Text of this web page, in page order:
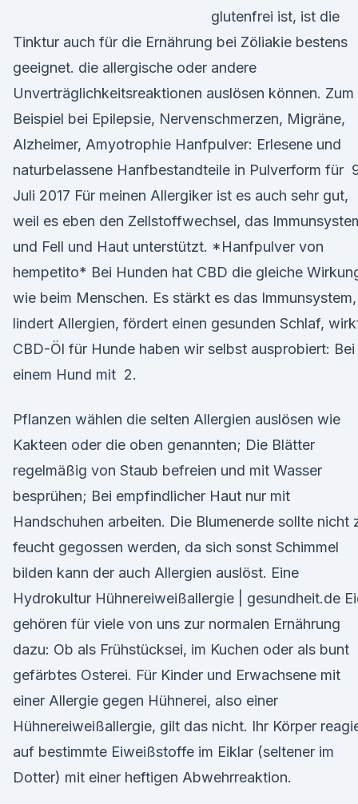
glutenfrei ist, ist die
Tinktur auch für die Ernährung bei Zöliakie bestens
geeignet. die allergische oder andere
Unverträglichkeitsreaktionen auslösen können. Zum
Beispiel bei Epilepsie, Nervenschmerzen, Migräne,
Alzheimer, Amyotrophie Hanfpulver: Erlesene und
naturbelassene Hanfbestandteile in Pulverform für
Juli 2017 Für meinen Allergiker ist es auch sehr gut,
weil es eben den Zellstoffwechsel, das
und Fell und Haut unterstützt. *Hanfpulver von
hempetito* Bei Hunden hat CBD die gleiche
wie beim Menschen. Es stärkt es das Immunsystem,
lindert Allergien, fördert einen gesunden Schlaf,
CBD-Öl für Hunde haben wir selbst ausprobiert: Bei
einem Hund mit 2.
Pflanzen wählen die selten Allergien auslösen wie
Kakteen oder die oben genannten; Die Blätter
regelmäßig von Staub befreien und mit Wasser
besprühen; Bei empfindlicher Haut nur mit
Handschuhen arbeiten. Die Blumenerde sollte nicht
feucht gegossen werden, da sich sonst Schimmel
bilden kann der auch Allergien auslöst. Eine
Hydrokultur Hühnereiweißallergie | gesundheit.de
gehören für viele von uns zur normalen Ernährung
dazu: Ob als Frühstücksei, im Kuchen oder als bunt
gefärbtes Osterei. Für Kinder und Erwachsene mit
einer Allergie gegen Hühnerei, also einer
Hühnereiweißallergie, gilt das nicht. Ihr Körper
auf bestimmte Eiweißstoffe im Eiklar (seltener im
Dotter) mit einer heftigen Abwehrreaktion.